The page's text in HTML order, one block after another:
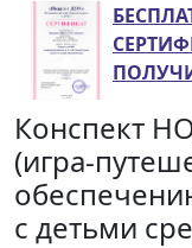
Конспект
(игра-
с детьми